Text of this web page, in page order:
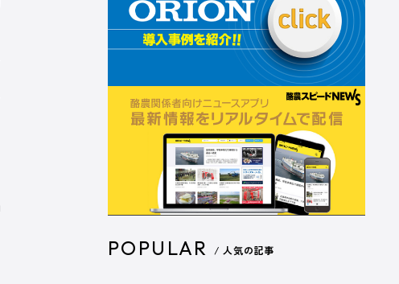
POPULAR / 人気の記事